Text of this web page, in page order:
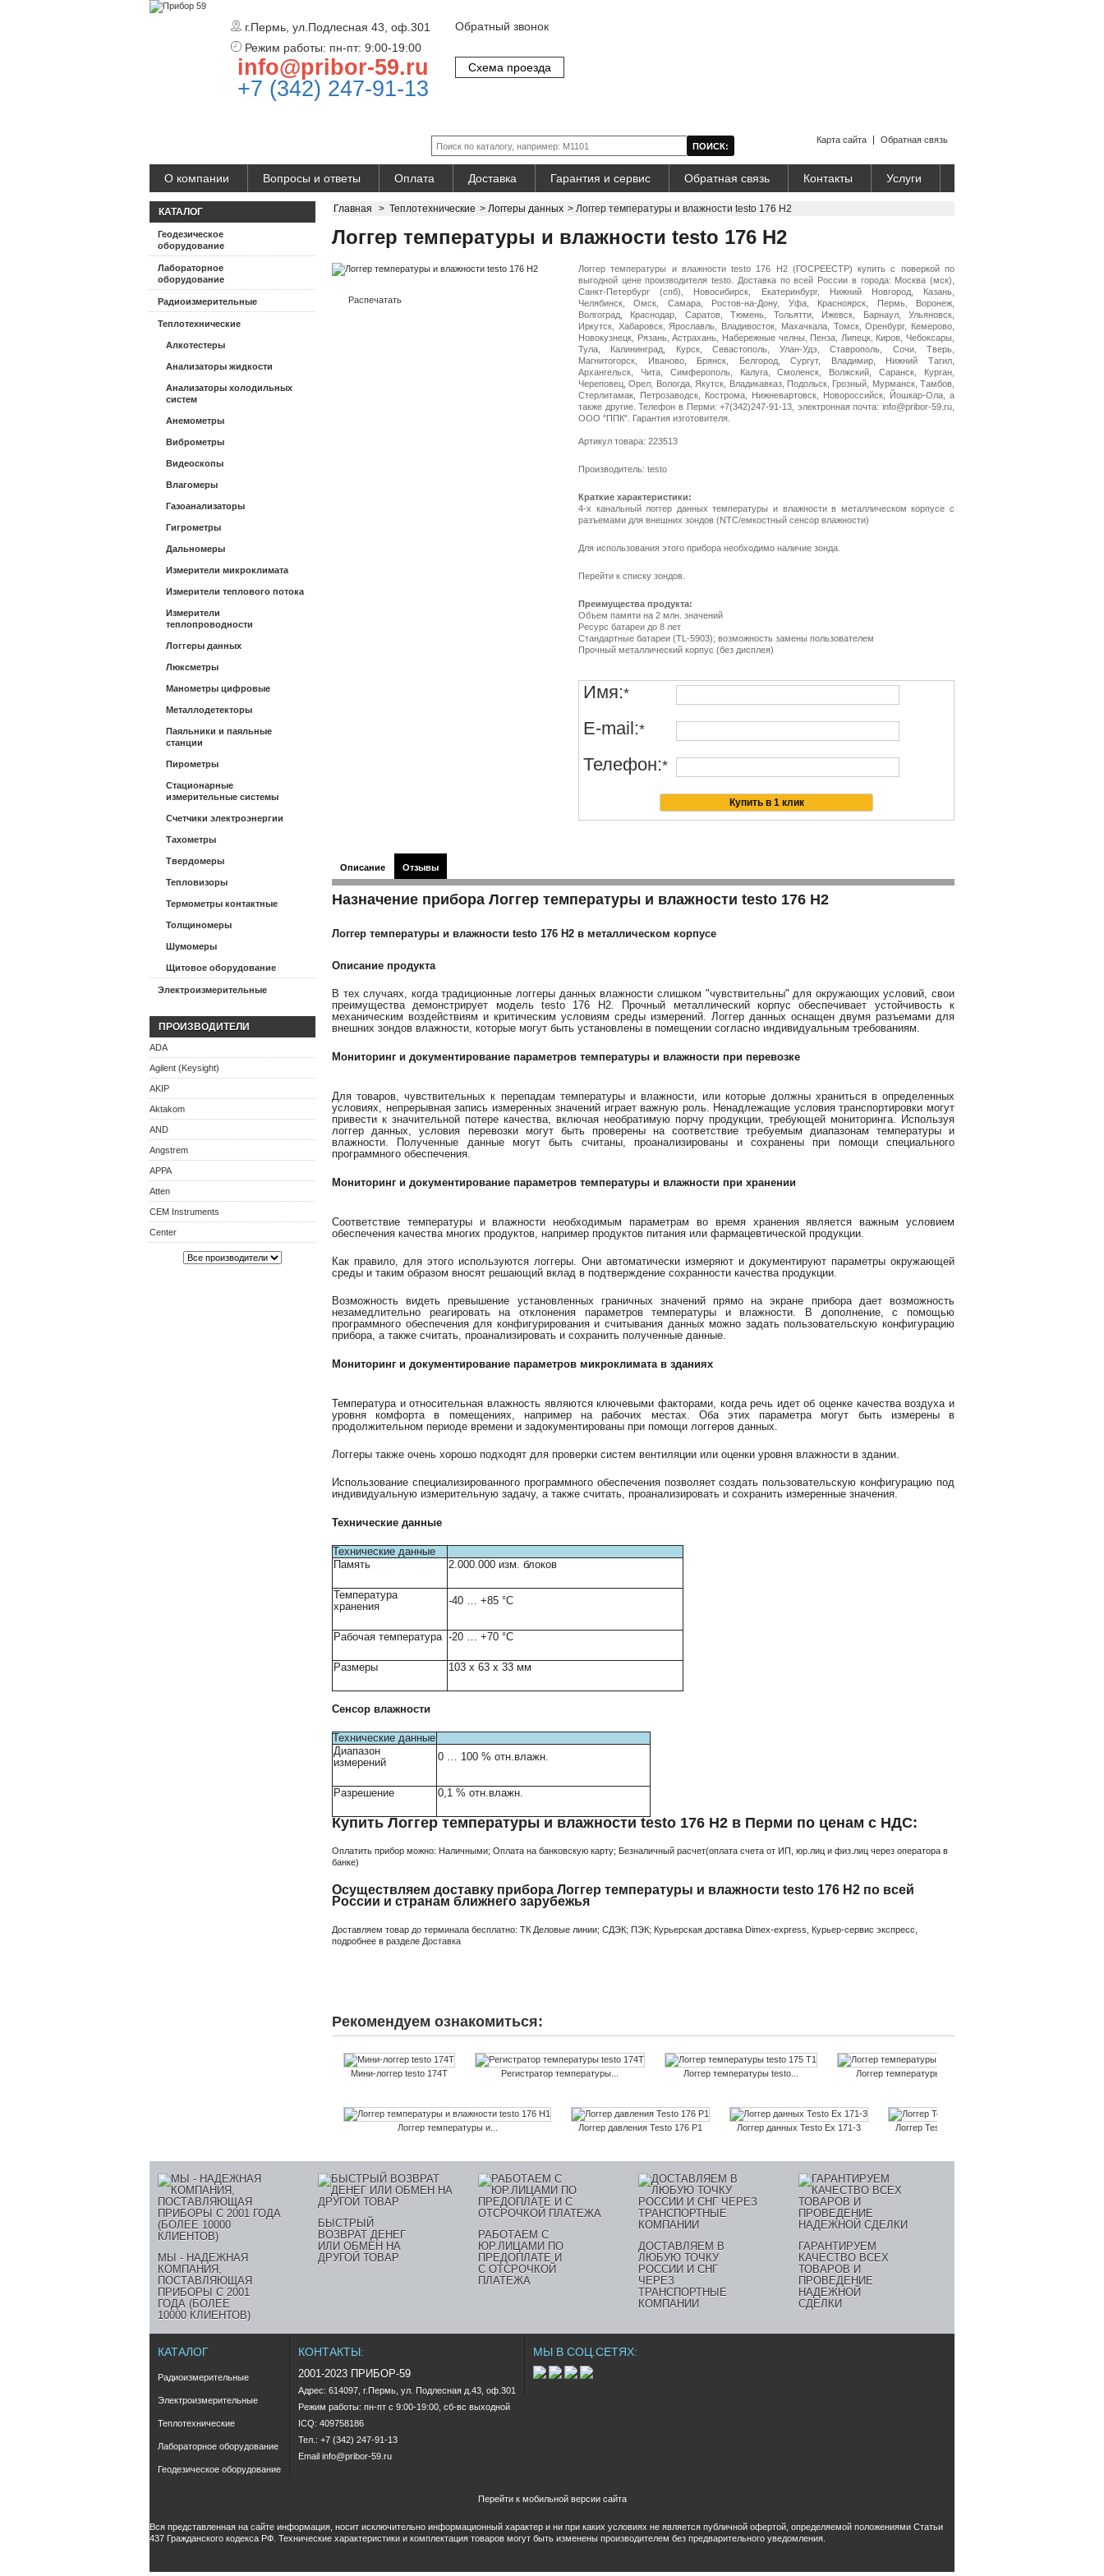
г.Пермь, ул.Подлесная 43, оф.301
Режим работы: пн-пт: 9:00-19:00
info@pribor-59.ru
+7 (342) 247-91-13
Обратный звонок
Схема проезда
Обратная связь
Карта сайта
О компании Вопросы и ответы Оплата Доставка Гарантия и сервис Обратная связь Контакты Услуги
КАТАЛОГ
Геодезическое
оборудование
Лабораторное
оборудование
Радиоизмерительные
Теплотехнические
Алкотестеры
Анализаторы жидкости
Анализаторы холодильных
систем
Анемометры
Виброметры
Видеоскопы
Влагомеры
Газоанализаторы
Гигрометры
Дальномеры
Измерители микроклимата
Измерители теплового потока
Измерители
теплопроводности
Логгеры данных
Люксметры
Манометры цифровые
Металлодетекторы
Паяльники и паяльные
станции
Пирометры
Стационарные
измерительные системы
Счетчики электроэнергии
Тахометры
Твердомеры
Тепловизоры
Термометры контактные
Толщиномеры
Шумомеры
Щитовое оборудование
Электроизмерительные
ПРОИЗВОДИТЕЛИ
ADA
Agilent (Keysight)
AKIP
Aktakom
AND
Angstrem
APPA
Atten
CEM Instruments
Center
Главная > Теплотехнические > Логгеры данных > Логгер температуры и влажности testo 176 H2
Логгер температуры и влажности testo 176 H2
Распечатать
Логгер температуры и влажности testo 176 H2 (ГОСРЕЕСТР) купить с поверкой по
выгодной цене производителя testo. Доставка по всей России в города: Москва (мск),
Санкт-Петербург (спб), Новосибирск, Екатеринбург, Нижний Новгород, Казань,
Челябинск, Омск, Самара, Ростов-на-Дону, Уфа, Красноярск, Пермь, Воронеж,
Волгоград, Краснодар, Саратов, Тюмень, Тольятти, Ижевск, Барнаул, Ульяновск,
Иркутск, Хабаровск, Ярославль, Владивосток, Махачкала, Томск, Оренбург, Кемерово,
Новокузнецк, Рязань, Астрахань, Набережные челны, Пенза, Липецк, Киров, Чебоксары,
Тула, Калининград, Курск, Севастополь, Улан-Удэ, Ставрополь, Сочи, Тверь,
Магнитогорск, Иваново, Брянск, Белгород, Сургут, Владимир, Нижний Тагил,
Архангельск, Чита, Симферополь, Калуга, Смоленск, Волжский, Саранск, Курган,
Череповец, Орел, Вологда, Якутск, Владикавказ, Подольск, Грозный, Мурманск, Тамбов,
Стерлитамак, Петрозаводск, Кострома, Нижневартовск, Новороссийск, Йошкар-Ола, а
также другие. Телефон в Перми: +7(342)247-91-13, электронная почта: info@pribor-59.ru,
ООО "ППК". Гарантия изготовителя.
Артикул товара: 223513
Производитель: testo
Краткие характеристики:
4-х канальный логгер данных температуры и влажности в металлическом корпусе с
разъемами для внешних зондов (NTC/емкостный сенсор влажности)
Для использования этого прибора необходимо наличие зонда.
Перейти к списку зондов.
Преимущества продукта:
Объем памяти на 2 млн. значений
Ресурс батареи до 8 лет
Стандартные батареи (TL-5903); возможность замены пользователем
Прочный металлический корпус (без дисплея)
Имя:*
E-mail:*
Телефон:*
Описание Отзывы
Назначение прибора Логгер температуры и влажности testo 176 H2
Логгер температуры и влажности testo 176 H2 в металлическом корпусе
Описание продукта
В тех случаях, когда традиционные логгеры данных влажности слишком "чувствительны" для окружающих условий, свои
преимущества демонстрирует модель testo 176 H2. Прочный металлический корпус обеспечивает устойчивость к
механическим воздействиям и критическим условиям среды измерений. Логгер данных оснащен двумя разъемами для
внешних зондов влажности, которые могут быть установлены в помещении согласно индивидуальным требованиям.
Мониторинг и документирование параметров температуры и влажности при перевозке
Для товаров, чувствительных к перепадам температуры и влажности, или которые должны храниться в определенных
условиях, непрерывная запись измеренных значений играет важную роль. Ненадлежащие условия транспортировки могут
привести к значительной потере качества, включая необратимую порчу продукции, требующей мониторинга. Используя
логгер данных, условия перевозки могут быть проверены на соответствие требуемым диапазонам температуры и
влажности. Полученные данные могут быть считаны, проанализированы и сохранены при помощи специального
программного обеспечения.
Мониторинг и документирование параметров температуры и влажности при хранении
Соответствие температуры и влажности необходимым параметрам во время хранения является важным условием
обеспечения качества многих продуктов, например продуктов питания или фармацевтической продукции.
Как правило, для этого используются логгеры. Они автоматически измеряют и документируют параметры окружающей
среды и таким образом вносят решающий вклад в подтверждение сохранности качества продукции.
Возможность видеть превышение установленных граничных значений прямо на экране прибора дает возможность
незамедлительно реагировать на отклонения параметров температуры и влажности. В дополнение, с помощью
программного обеспечения для конфигурирования и считывания данных можно задать пользовательскую конфигурацию
прибора, а также считать, проанализировать и сохранить полученные данные.
Мониторинг и документирование параметров микроклимата в зданиях
Температура и относительная влажность являются ключевыми факторами, когда речь идет об оценке качества воздуха и
уровня комфорта в помещениях, например на рабочих местах. Оба этих параметра могут быть измерены в
продолжительном периоде времени и задокументированы при помощи логгеров данных.
Логгеры также очень хорошо подходят для проверки систем вентиляции или оценки уровня влажности в здании.
Использование специализированного программного обеспечения позволяет создать пользовательскую конфигурацию под
индивидуальную измерительную задачу, а также считать, проанализировать и сохранить измеренные значения.
Технические данные
Технические данные
Память
2.000.000 изм. блоков
Температура
хранения
-40 … +85 °C
Рабочая температура -20 … +70 °C
Размеры 103 x 63 x 33 мм
Сенсор влажности
Технические данные
Диапазон
измерений
0 … 100 % отн.влажн.
Разрешение 0,1 % отн.влажн.
Купить Логгер температуры и влажности testo 176 H2 в Перми по ценам с НДС:
Оплатить прибор можно: Наличными; Оплата на банковскую карту; Безналичный расчет(оплата счета от ИП, юр.лиц и физ.лиц через оператора в
банке)
Осуществляем доставку прибора Логгер температуры и влажности testo 176 H2 по всей
России и странам ближнего зарубежья
Доставляем товар до терминала бесплатно: ТК Деловые линии; СДЭК; ПЭК; Курьерская доставка Dimex-express, Курьер-сервис экспресс,
подробнее в разделе Доставка
Рекомендуем ознакомиться:
Мини-логгер testo 174T Регистратор температуры... Логгер температуры testo... Логгер температуры testo...
Логгер температуры и... Логгер давления Testo 176 P1 Логгер данных Testo Ex 171-3 Логгер Testo 184 G1
МЫ - НАДЕЖНАЯ
КОМПАНИЯ,
ПОСТАВЛЯЮЩАЯ
ПРИБОРЫ С 2001
ГОДА (БОЛЕЕ
10000 КЛИЕНТОВ)
БЫСТРЫЙ
ВОЗВРАТ ДЕНЕГ
ИЛИ ОБМЕН НА
ДРУГОЙ ТОВАР
РАБОТАЕМ С
ЮР.ЛИЦАМИ ПО
ПРЕДОПЛАТЕ И
С ОТСРОЧКОЙ
ПЛАТЕЖА
ДОСТАВЛЯЕМ В
ЛЮБУЮ ТОЧКУ
РОССИИ И СНГ
ЧЕРЕЗ
ТРАНСПОРТНЫЕ
КОМПАНИИ
ГАРАНТИРУЕМ
КАЧЕСТВО ВСЕХ
ТОВАРОВ И
ПРОВЕДЕНИЕ
НАДЕЖНОЙ
СДЕЛКИ
КАТАЛОГ
Радиоизмерительные
Электроизмерительные
Теплотехнические
Лабораторное оборудование
Геодезическое оборудование
КОНТАКТЫ:
2001-2023 ПРИБОР-59
Адрес: 614097, г.Пермь, ул. Подлесная д.43, оф.301
Режим работы: пн-пт c 9:00-19:00, сб-вс выходной
ICQ: 409758186
Тел.: +7 (342) 247-91-13
Email info@pribor-59.ru
МЫ В СОЦ.СЕТЯХ:
Перейти к мобильной версии сайта
Вся представленная на сайте информация, носит исключительно информационный характер и ни при каких условиях не является публичной офертой, определяемой положениями Статьи
437 Гражданского кодекса РФ. Технические характеристики и комплектация товаров могут быть изменены производителем без предварительного уведомления.